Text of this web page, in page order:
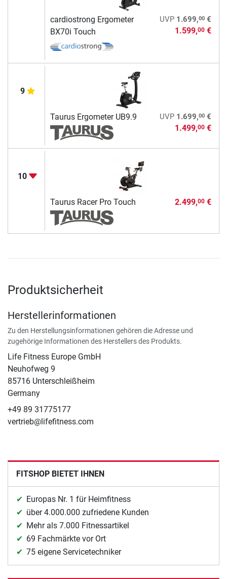
cardiostrong Ergometer
BX70i Touch
UVP 1.699,00€
1.599,00€
9
Taurus Ergometer UB9.9 UVP 1.699,00€
1.499,00€
10
Taurus Racer Pro Touch 2.499,00€
Produktsicherheit
Herstellerinformationen
Zu den Herstellungsinformationen gehören die Adresse und
zugehörige Informationen des Herstellers des Produkts.
Life Fitness Europe GmbH
Neuhofweg 9
85716 Unterschleißheim
Germany
+49 89 31775177
vertrieb@lifefitness.com
FITSHOP BIETET IHNEN
Europas Nr. 1 für Heimfitness
über 4.000.000 zufriedene Kunden
Mehr als 7.000 Fitnessartikel
69 Fachmärkte vor Ort
75 eigene Servicetechniker